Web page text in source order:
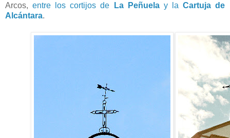
Arcos,entre los cortijos de La Peñuelay la Cartuja de
Alcántara.